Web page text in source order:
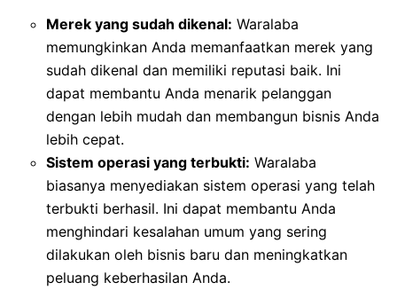
Merek yang sudah dikenal: Waralaba
memungkinkan Anda memanfaatkan merek yang
sudah dikenal dan memiliki reputasi baik. Ini
dapat membantu Anda menarik pelanggan
dengan lebih mudah dan membangun bisnis Anda
lebih cepat.
Sistem operasi yang terbukti: Waralaba
biasanya menyediakan sistem operasi yang telah
terbukti berhasil. Ini dapat membantu Anda
menghindari kesalahan umum yang sering
dilakukan oleh bisnis baru dan meningkatkan
peluang keberhasilan Anda.